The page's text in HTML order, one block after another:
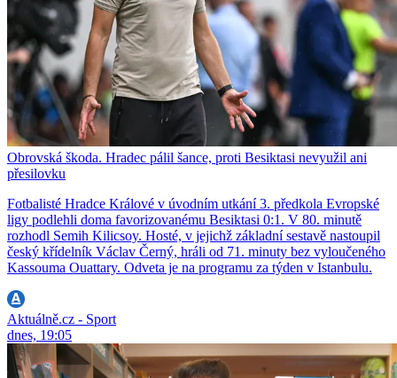
Obrovská škoda. Hradec pálil šance, proti Besiktasi nevyužil ani
přesilovku
Fotbalisté Hradce Králové v úvodním utkání 3. předkola Evropské
ligy podlehli doma favorizovanému Besiktasi 0:1. V 80. minutě
rozhodl Semih Kilicsoy. Hosté, v jejichž základní sestavě nastoupil
český křídelník Václav Černý, hráli od 71. minuty bez vyloučeného
Kassouma Ouattary. Odveta je na programu za týden v Istanbulu.
Aktuálně.cz - Sport
dnes, 19:05